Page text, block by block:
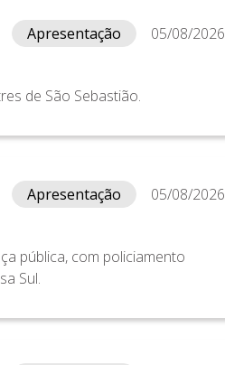
Apresentação
05/08/2026
de São Sebastião.
Apresentação
05/08/2026
pública, com policiamento
Sul.